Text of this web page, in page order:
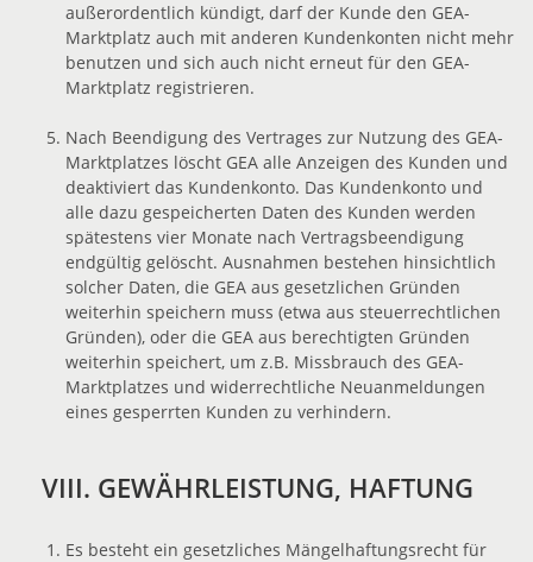
außerordentlich kündigt, darf der Kunde den GEA-
Marktplatz auch mit anderen Kundenkonten nicht mehr
benutzen und sich auch nicht erneut für den GEA-
Marktplatz registrieren.
Nach Beendigung des Vertrages zur Nutzung des GEA-
Marktplatzes löscht GEA alle Anzeigen des Kunden und
deaktiviert das Kundenkonto. Das Kundenkonto und
alle dazu gespeicherten Daten des Kunden werden
spätestens vier Monate nach Vertragsbeendigung
endgültig gelöscht. Ausnahmen bestehen hinsichtlich
solcher Daten, die GEA aus gesetzlichen Gründen
weiterhin speichern muss (etwa aus steuerrechtlichen
Gründen), oder die GEA aus berechtigten Gründen
weiterhin speichert, um z.B. Missbrauch des GEA-
Marktplatzes und widerrechtliche Neuanmeldungen
eines gesperrten Kunden zu verhindern.
VIII. GEWÄHRLEISTUNG, HAFTUNG
Es besteht ein gesetzliches Mängelhaftungsrecht für